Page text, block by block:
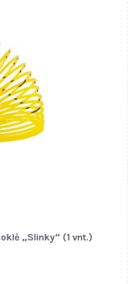
„Slinky“ (1 vnt.)